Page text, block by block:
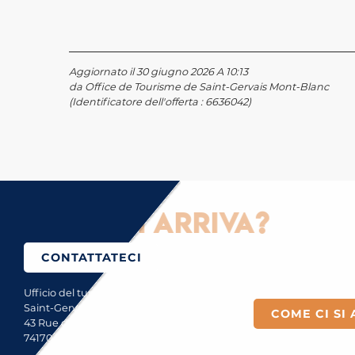
Aggiornato il 30 giugno 2026 A 10:13
da Office de Tourisme de Saint-Gervais Mont-Blanc
(Identificatore dell'offerta : 6636042)
ci si arriva?
CONTATTATECI
Ufficio del turismo di
Saint-Gervais Mont-Blanc
43 Rue du Mont-Blanc
74170 Saint-Gervais
COME CI SI